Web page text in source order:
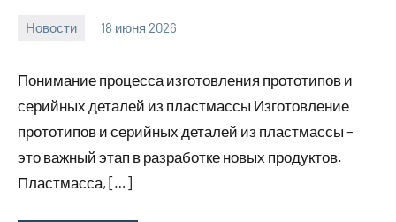
Новости 18 июня 2026
Понимание процесса изготовления прототипов и
серийных деталей из пластмассы Изготовление
прототипов и серийных деталей из пластмассы –
это важный этап в разработке новых продуктов.
Пластмасса, […]